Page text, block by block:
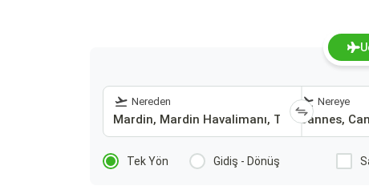
Nereden Nereye
Tek Yön Gidiş - Dönüş